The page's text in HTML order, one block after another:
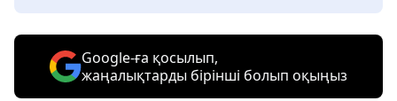
Google-ға қосылып,
жаңалықтарды бірінші болып оқыңыз